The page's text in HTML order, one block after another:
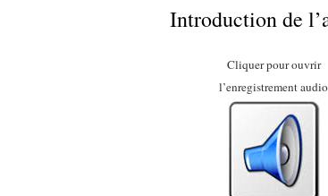
Introduction de
Cliquer pour ouvrir
l’enregistrement audio